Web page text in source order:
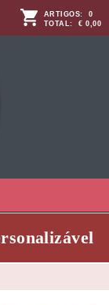
ARTIGOS: 0
TOTAL: € 0,00